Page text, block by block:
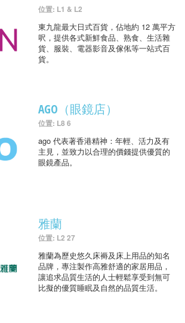
位置: L1 & L2
東九龍最大日式百貨，佔地約 12 萬平方
呎，提供各式新鮮食品、熟食、生活雜
貨、服裝、電器影音及傢俬等一站式百
貨。
AGO（眼鏡店）
位置: L8 6
ago 代表著香港精神：年輕、活力及有
主見，並致力以合理的價錢提供優質的
眼鏡產品。
雅蘭
位置: L2 27
雅蘭為歷史悠久床褥及床上用品的知名
品牌，專注製作高雅舒適的家居用品，
讓追求品質生活的人士輕鬆享受到無可
比擬的優質睡眠及自然的品質生活。